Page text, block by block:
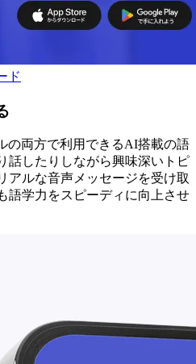
ド
の両方で利用できるAI搭載の語
話したりしながら興味深いトピ
アルな音声メッセージを受け取
語学力をスピーディに向上させ